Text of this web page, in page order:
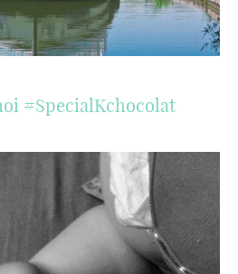
#SpecialKchocolat